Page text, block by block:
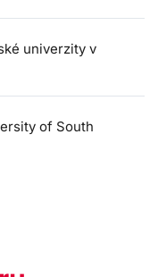
univerzity v
of South